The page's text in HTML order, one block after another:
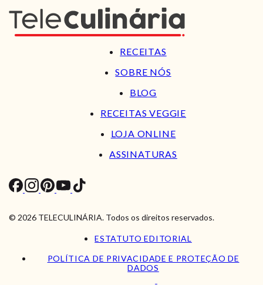
RECEITAS
SOBRE NÓS
BLOG
RECEITAS VEGGIE
LOJA ONLINE
ASSINATURAS
© 2026 TELECULINÁRIA. Todos os direitos reservados.
ESTATUTO EDITORIAL
POLÍTICA DE PRIVACIDADE E PROTEÇÃO DE
DADOS